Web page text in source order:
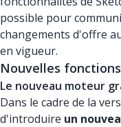
possible pour
changements d'offre
en vigueur.
Nouvelles fonctions
Le nouveau moteur
Dans le cadre de la
d'introduire un